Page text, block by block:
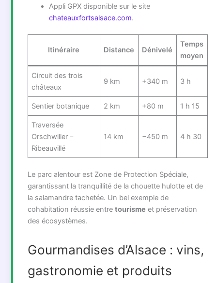
Appli GPX disponible sur le site
chateauxfortsalsace.com.
Itinéraire Distance Dénivelé
Temps
moyen
Circuit des trois
châteaux
9 km +340 m 3 h
Sentier botanique 2 km +80 m 1 h 15
Traversée
Orschwiller –
Ribeauvillé
14 km −450 m 4 h 30
Le parc alentour est Zone de Protection Spéciale,
garantissant la tranquillité de la chouette hulotte et de
la salamandre tachetée. Un bel exemple de
cohabitation réussie entre tourisme et préservation
des écosystèmes.
Gourmandises d’Alsace : vins,
gastronomie et produits